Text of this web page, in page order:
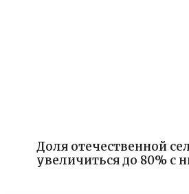
Доля отечественной
увеличиться до 80% с